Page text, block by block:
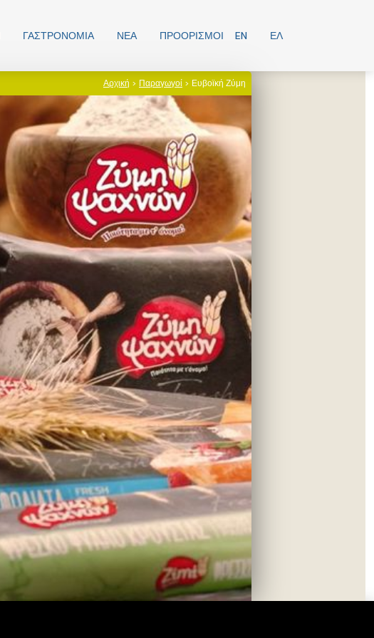
ΓΑΣΤΡΟΝΟΜΊΑ ΝΕΑ ΠΡΟΟΡΙΣΜΟΊ EN ΕΛ
Αρχική > Παραγωγοί > Ευβοϊκή Ζύμη